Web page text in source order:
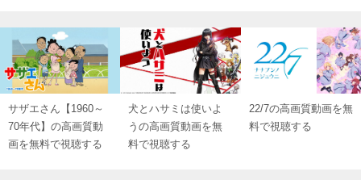
サザエさん【1960～
70年代】の高画質動
画を無料で視聴する
犬とハサミは使いよ
うの高画質動画を無
料で視聴する
22/7の高画質動画を無
料で視聴する